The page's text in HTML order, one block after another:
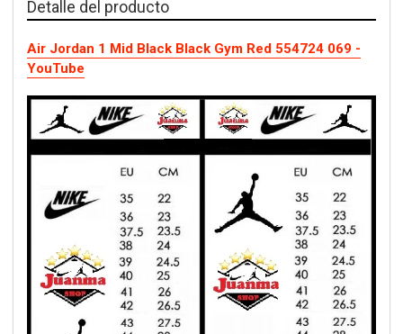
Detalle del producto
Air Jordan 1 Mid Black Black Gym Red 554724 069 -
YouTube